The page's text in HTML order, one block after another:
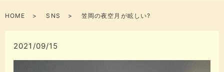
HOME SNS 笠岡の夜空月が眩しい?
2021/09/15